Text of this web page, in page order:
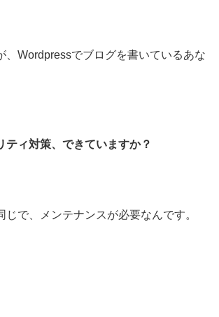
、Wordpressでブログを書いているあな
ティ対策、できていますか？
じで、メンテナンスが必要なんです。